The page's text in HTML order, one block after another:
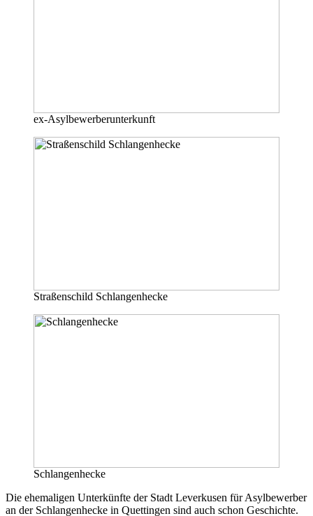
ex-Asylbewerberunterkunft
Straßenschild Schlangenhecke
Schlangenhecke
Die ehemaligen Unterkünfte der Stadt Leverkusen für Asylbewerber
an der Schlangenhecke in Quettingen sind auch schon Geschichte.